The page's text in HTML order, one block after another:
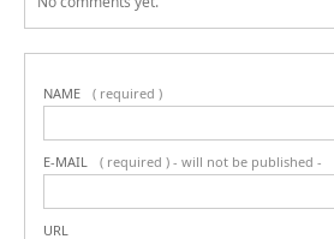
NAME ( required )
E-MAIL ( required ) - will not be published -
URL